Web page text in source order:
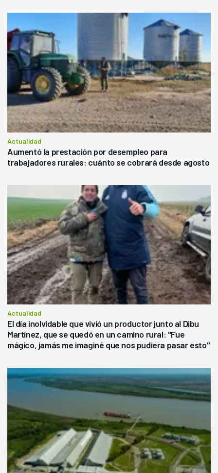
Actualidad
Aumentó la prestación por desempleo para
trabajadores rurales: cuánto se cobrará desde agosto
Actualidad
El día inolvidable que vivió un productor junto al Dibu
Martínez, que se quedó en un camino rural: "Fue
mágico, jamás me imaginé que nos pudiera pasar esto"